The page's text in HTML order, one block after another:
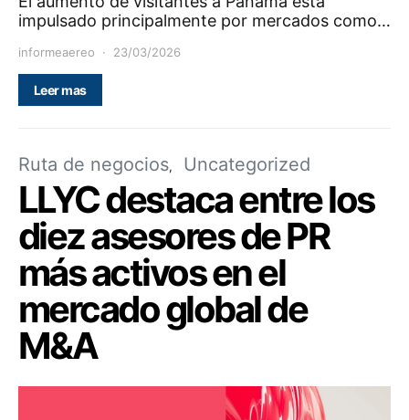
impulsado principalmente por mercados como…
informeaereo 23/03/2026
Leer mas
Ruta de negocios Uncategorized
LLYC destaca entre los
diez asesores de PR
más activos en el
mercado global de
M&A